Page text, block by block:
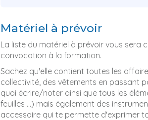
Matériel à prévoir
La liste du matériel à prévoir vous sera
convocation à la formation.
Sachez qu'elle contient toutes les
collectivité, des vêtements en passant
quoi écrire/noter ainsi que tous les
feuilles ...) mais également des
accessoire qui te permette d'exprimer